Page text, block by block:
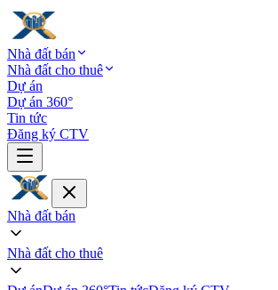
Nhà đất bán
Nhà đất cho thuê
Dự án
Dự án 360°
Tin tức
Đăng ký CTV
Nhà đất bán
Nhà đất cho thuê